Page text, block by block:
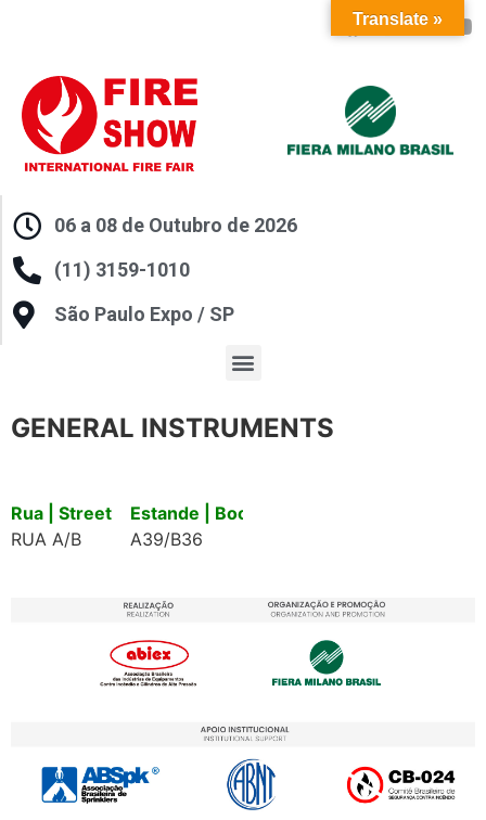
06 a 08 de Outubro de 2026
(11) 3159-1010
São Paulo Expo / SP
GENERAL INSTRUMENTS
Rua | Street
RUA A/B
Estande | Booth
A39/B36
Translate »